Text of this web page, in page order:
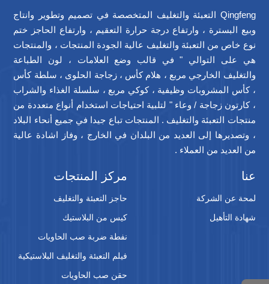
Qingfeng التعبئة والتغليف المتخصصة في تصميم وتطوير وانتاج
وبيع البسترة ، وارتفاع درجة حرارة التعقيم ، وارتفاع الحاجز ختم
نوع خاص من التعبئة والتغليف عالية الجودة المنتجات ، والمنتجات
هي على التوالي " في قالب وضع العلامات ، لون الطباعة
والتغليف الخارجي مربع ، هلام كأس ، زجاجة الحلوى ، سلطة كأس
، كأس المشروبات وظيفية ، كوكي مربع ، سلسلة الغذاء والشراب
، كارتون زجاجة / وعاء " لتلبية احتياجات استخدام أنواع متعددة من
منتجات التعبئة والتغليف . المنتجات تباع جيدا في جميع أنحاء البلاد
، وتصديرها إلى العديد من البلدان في الخارج ، وفاز اشادة عالية
من العديد من العملاء .
عنا
لمحة عن الشركة
شهادة التأهيل
مركز المنتجات
حاجز التعبئة والتغليف
كيس من البلاستيك
نفطة ضربة صب الحاويات
فيلم التعبئة والتغليف البلاستيكية
حقن صب الحاويات